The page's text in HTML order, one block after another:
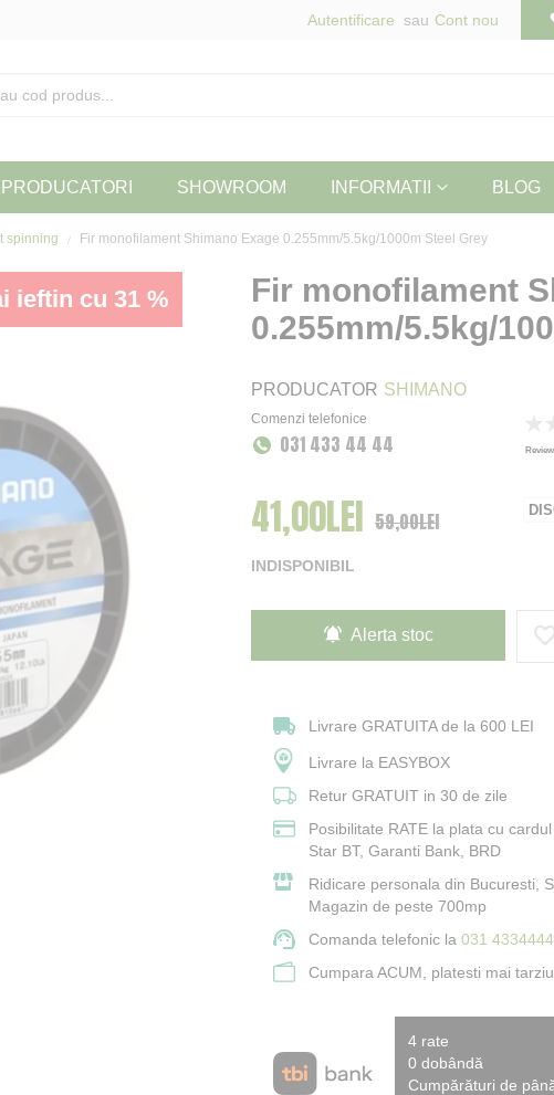
Autentificare Cont nou
PRODUCATORI SHOWROOM INFORMATII BLOG
spinning Fir monofilament Shimano Exage 0.255mm/5.5kg/1000m Steel Grey
Fir monofilament
0.255mm/5.5kg/
PRODUCATOR SHIMANO
Comenzi telefonice
031 433 44 44
59,00LEI
Pret Special
41,00LEI
INDISPONIBIL
Alerta stoc
Livrare GRATUITA de la 600 LEI
Livrare la EASYBOX
Retur GRATUIT in 30 de zile
Posibilitate RATE la plata cu
Star BT, Garanti Bank, BRD
Ridicare personala din Bucuresti,
Magazin de peste 700mp
Comanda telefonic la 031 4334444
Cumpara ACUM, platesti mai
4 rate
0 dobândă
Cumpărături de
ieftin cu 31 %